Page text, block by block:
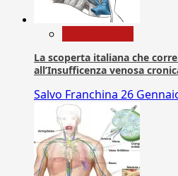
La scoperta italiana che
all’Insufficenza venosa
Salvo Franchina 26